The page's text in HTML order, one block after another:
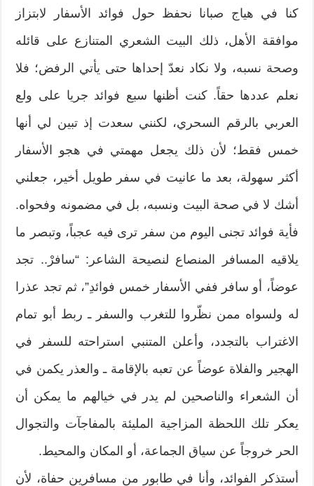
كنا في هياج صبانا نحفظ حول فوائد الأسفار لابتزاز
موافقة الأهل، ذلك البيت الشعري المتنازع على قائله
وصحة نسبه، ولا نكاد نعدّ إحداها حتى يأتي الرفض؛ فلا
نعلم عددها حقاً. كنت أظنها سبع فوائد جريا على ولع
العربي بالرقم السحري، لكنني سعدت إذ تبين لي أنها
خمس فقط؛ لأن ذلك يجعل مهمتي في هجو الأسفار
أكثر سهولة، بعد ما عانيت في سفر طويل أخير، جعلني
أشك لا في صحة البيت ونسبه، بل في مضمونه وفحواه.
فأية فوائد تجنى اليوم من سفر ترى فيه عجباً، وتبصر ما
يلاقيه المسافر المنصاع لنصيحة الشاعر: “سافرْ.. تجد
عوضاً، أو سافر ففي الأسفار خمس فوائدِ”، ثم تجد عذرا
له ولسواه ممن نظّروا للتغرب والسفر ـ ربط أبو تمام
الاغتراب بالتجدد، وأعلن المتنبي استراحته للسفر في
الهجير والفلاة عوضاً عن تعبه بالإقامة ـ والعذر يكمن في
أن الشعراء والناصحين لم يدر في خيالهم ما يمكن أن
يعكر تلك اللحظة المزاجية المليئة بالمفاجآت والتجوال
الحر خروجاً عن سياق الجماعة، أو المكان والمحيط.
أستذكر الفوائد، وأنا في طابور من مسافرين حفاة، لأن